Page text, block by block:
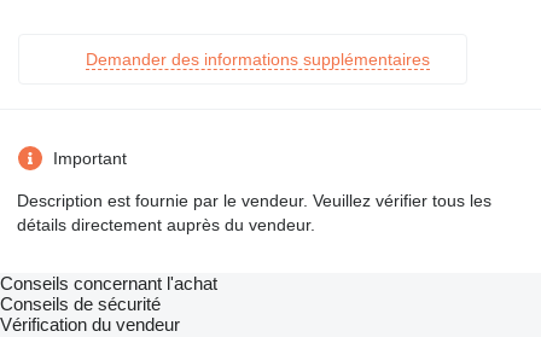
Demander des informations supplémentaires
Important
Description est fournie par le vendeur. Veuillez vérifier tous les
détails directement auprès du vendeur.
Conseils concernant l'achat
Conseils de sécurité
Vérification du vendeur